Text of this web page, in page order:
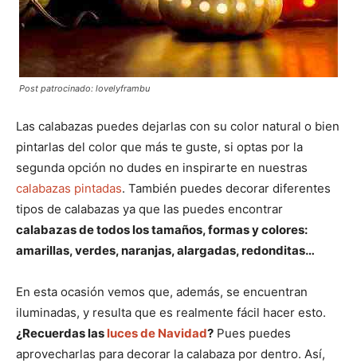
Post patrocinado: lovelyframbu
Las calabazas puedes dejarlas con su color natural o bien
pintarlas del color que más te guste, si optas por la
segunda opción no dudes en inspirarte en nuestras
calabazas pintadas. También puedes decorar diferentes
tipos de calabazas ya que las puedes encontrar
calabazas de todos los tamaños, formas y colores:
amarillas, verdes, naranjas, alargadas, redonditas…
En esta ocasión vemos que, además, se encuentran
iluminadas, y resulta que es realmente fácil hacer esto.
¿Recuerdas las luces de Navidad? Pues puedes
aprovecharlas para decorar la calabaza por dentro. Así,